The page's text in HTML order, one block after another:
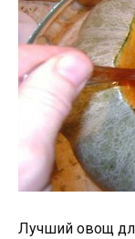
Лучший овощ